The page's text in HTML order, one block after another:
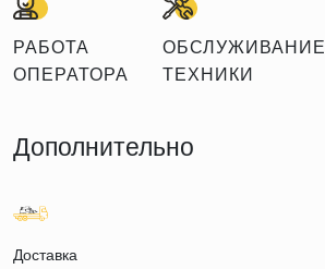
РАБОТА
ОПЕРАТОРА
ОБСЛУЖИВАНИЕ
ТЕХНИКИ
Дополнительно
Доставка